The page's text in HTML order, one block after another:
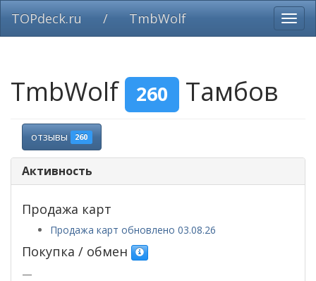
TOPdeck.ru / TmbWolf
TmbWolf 260 Тамбов
отзывы 260
Активность
Продажа карт
Продажа карт обновлено 03.08.26
Покупка / обмен
—